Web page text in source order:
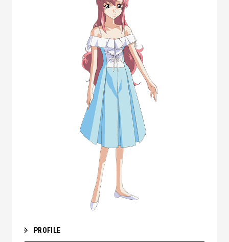
PROFILE